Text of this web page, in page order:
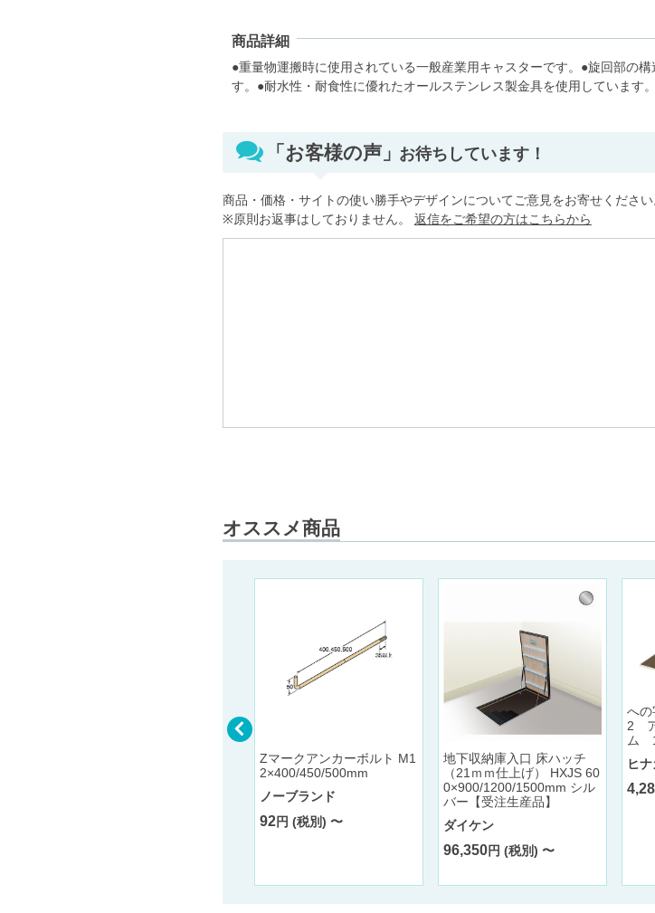
商品詳細
●重量物運搬時に使用されている一般産業用キャスターです。●旋回部の
す。●耐水性・耐食性に優れたオールステンレス製金具を使用しています。
「お客様の声」お待ちしています！
商品・価格・サイトの使い勝手やデザインについてご意見をお寄せください
※原則お返事はしておりません。 返信をご希望の方はこちらから
オススメ商品
Zマークアンカーボルト M1
2×400/450/500mm
ノーブランド
92円 (税別) 〜
地下収納庫入口 床ハッチ
（21ｍｍ仕上げ） HXJS 60
0×900/1200/1500mm シル
バー【受注生産品】
ダイケン
96,350円 (税別) 〜
へ
2
ム
ヒ